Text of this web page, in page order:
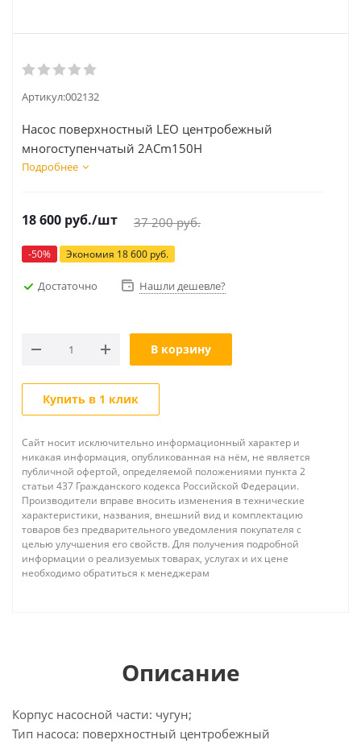
Артикул:002132
Насос поверхностный LEO центробежный
многоступенчатый 2АСm150H
Подробнее
18 600 руб./шт 37 200руб.
-50% Экономия 18 600 руб.
Достаточно Нашли дешевле?
В корзину
Купить в 1 клик
Сайт носит исключительно информационный характер и
никакая информация, опубликованная на нём, не является
публичной офертой, определяемой положениями пункта 2
статьи 437 Гражданского кодекса Российской Федерации.
Производители вправе вносить изменения в технические
характеристики, названия, внешний вид и комплектацию
товаров без предварительного уведомления покупателя с
целью улучшения его свойств. Для получения подробной
информации о реализуемых товарах, услугах и их цене
необходимо обратиться к менеджерам
Описание
Корпус насосной части: чугун;
Тип насоса: поверхностный центробежный